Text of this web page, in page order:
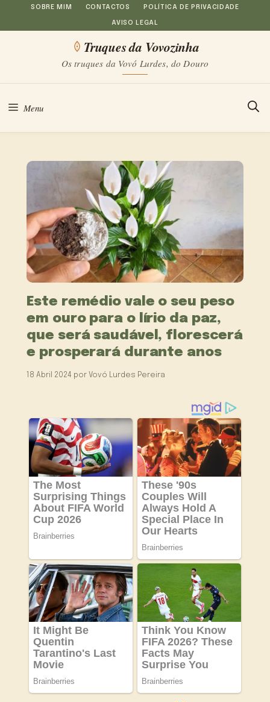
Saltar
para
conteúdo
SOBRE MIM CONTACTOS POLÍTICA DE PRIVACIDADE
AVISO LEGAL
Truques da Vovozinha
Os truques da Vovó Lurdes, do Douro
Menu
Este remédio vale o seu peso
em ouro para o lírio da paz,
que será saudável, florescerá
e prosperará durante anos
18 Abril 2024 por Vovó Lurdes Pereira